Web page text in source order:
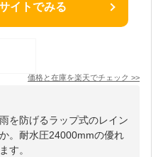
イトでみる
価格と在庫を楽天でチェック >>
を防げるラップ式のレイン
。耐水圧24000mmの優れ
す。